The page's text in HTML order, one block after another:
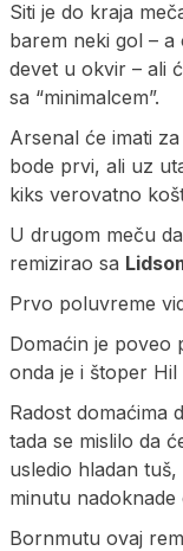
Siti je do kraja
barem neki gol –
devet u okvir – ali
sa “minimalcem”.
Arsenal će imati
bode prvi, ali uz
kiks verovatno
U drugom meču
remizirao sa
Prvo poluvreme
Domaćin je poveo
onda je i štoper Hil
Radost domaćima
tada se mislilo da
usledio hladan
minutu nadoknade
Bornmutu ovaj